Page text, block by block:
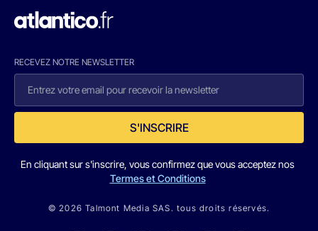
RECEVEZ NOTRE NEWSLETTER
S'INSCRIRE
En cliquant sur s'inscrire, vous confirmez que vous acceptez nos
Termes et Conditions
© 2026 Talmont Media SAS. tous droits réservés.